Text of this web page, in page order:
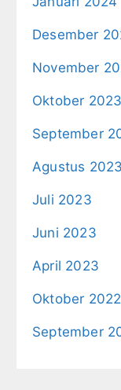
Desember
November
Oktober 2023
September
Agustus 2023
Juli 2023
Juni 2023
April 2023
Oktober 2022
September